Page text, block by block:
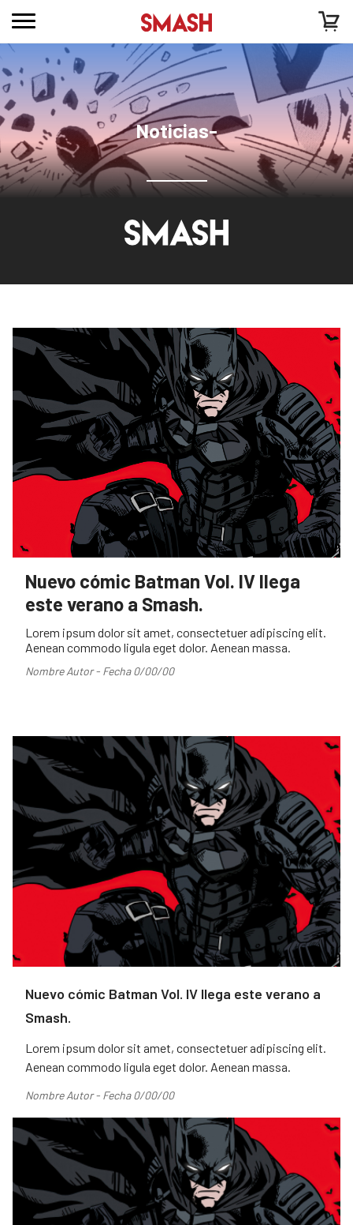
Noticias-
Nuevo cómic Batman Vol. IV llega
este verano a Smash.
Lorem ipsum dolor sit amet, consectetuer adipiscing elit.
Aenean commodo ligula eget dolor. Aenean massa.
Nombre Autor - Fecha 0/00/00
Nuevo cómic Batman Vol. IV llega este verano a
Smash.
Lorem ipsum dolor sit amet, consectetuer adipiscing elit.
Aenean commodo ligula eget dolor. Aenean massa.
Nombre Autor - Fecha 0/00/00